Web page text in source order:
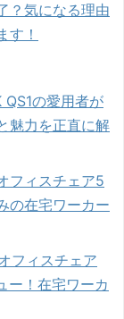
？気になる理由
す！
QS1の愛用者が
魅力を正直に解
フィスチェア5
の在宅ワーカー
フィスチェア
ー！在宅ワーカ